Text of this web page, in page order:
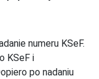
numeru KSeF.
KSeF i
po nadaniu